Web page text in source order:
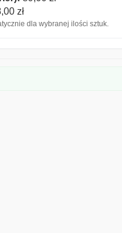
zł
dla wybranej ilości sztuk.